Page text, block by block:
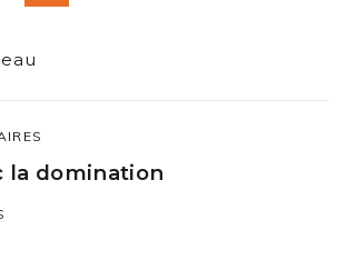
la domination